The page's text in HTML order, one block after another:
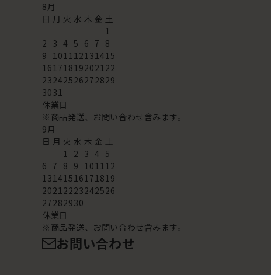
8月
日 月 火 水 木 金 土
1
2 3 4 5 6 7 8
9 101112131415
16171819202122
23242526272829
3031
休業日
※商品発送、お問い合わせ含みます。
9月
日 月 火 水 木 金 土
1 2 3 4 5
6 7 8 9 101112
13141516171819
20212223242526
27282930
休業日
※商品発送、お問い合わせ含みます。
お問い合わせ